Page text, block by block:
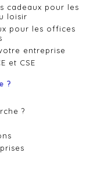
cadeaux pour les
loisir
pour les offices
entreprise
et CSE
?
?